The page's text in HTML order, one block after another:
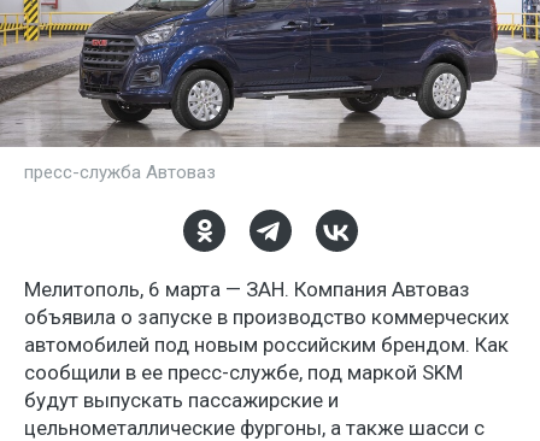
пресс-служба Автоваз
Мелитополь, 6 марта — ЗАН. Компания Автоваз
объявила о запуске в производство коммерческих
автомобилей под новым российским брендом. Как
сообщили в ее пресс-службе, под маркой SKM
будут выпускать пассажирские и
цельнометаллические фургоны, а также шасси с